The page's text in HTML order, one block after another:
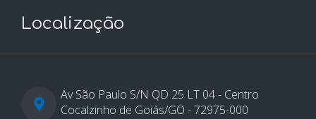
Localização
Av São Paulo S/N QD 25 LT 04 - Centro
Cocalzinho de Goiás/GO - 72975-000